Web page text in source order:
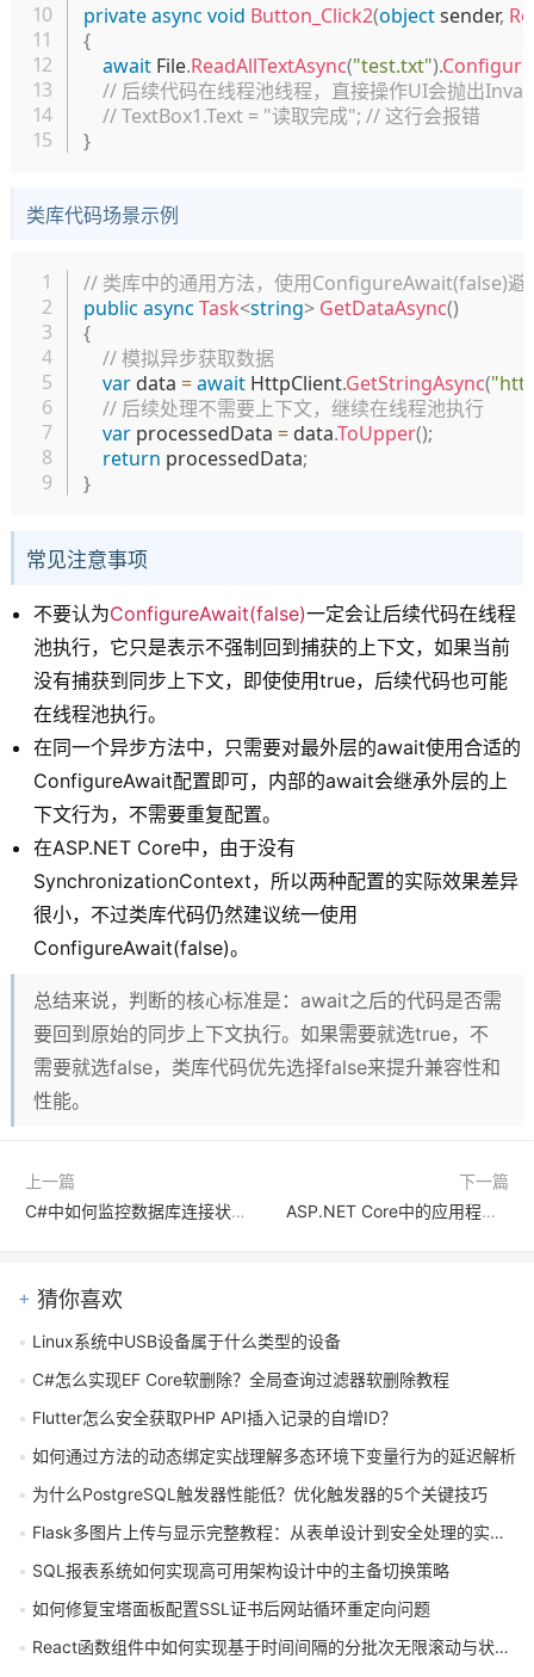
privateasync void Button_Click2(object sender,
{
await File.ReadAllTextAsync("test.txt").
// 后续代码在线程池线程，直接操作UI会抛出
// TextBox1.Text = "读取完成"; // 这行会报错
}
类库代码场景示例
// 类库中的通用方法，使用ConfigureAwait(false)避
public async Task<string> GetDataAsync()
{
// 模拟异步获取数据
var data =await HttpClient.GetStringAsync(
// 后续处理不需要上下文，继续在线程池执行
var processedData = data.ToUpper();
return processedData;
}
复制
常见注意事项
不要认为ConfigureAwait(false)一定会让后续代码在线程
池执行，它只是表示不强制回到捕获的上下文，如果当前
没有捕获到同步上下文，即使使用true，后续代码也可能
在线程池执行。
在同一个异步方法中，只需要对最外层的await使用合适的
ConfigureAwait配置即可，内部的await会继承外层的上
下文行为，不需要重复配置。
在ASP.NET Core中，由于没有
SynchronizationContext，所以两种配置的实际效果差异
很小，不过类库代码仍然建议统一使用
ConfigureAwait(false)。
总结来说，判断的核心标准是：await之后的代码是否需
要回到原始的同步上下文执行。如果需要就选true，不
需要就选false，类库代码优先选择false来提升兼容性和
性能。
上一篇
C#中如何监控数据库连接状态？有什么事件可用？
下一篇
ASP.NET Core中的应用程序生命周期是什么？有哪些事件？
猜你喜欢
Linux系统中USB设备属于什么类型的设备
C#怎么实现EF Core软删除？全局查询过滤器软删除教程
Flutter怎么安全获取PHP API插入记录的自增ID？
如何通过方法的动态绑定实战理解多态环境下变量行为的延迟解析
为什么PostgreSQL触发器性能低？优化触发器的5个关键技巧
Flask多图片上传与显示完整教程：从表单设计到安全处理的实战指南
SQL报表系统如何实现高可用架构设计中的主备切换策略
如何修复宝塔面板配置SSL证书后网站循环重定向问题
React函数组件中如何实现基于时间间隔的分批次无限滚动与状态管理